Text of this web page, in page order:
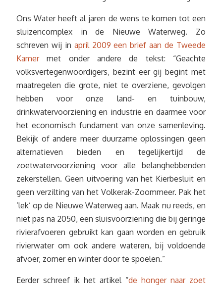
Ons Water heeft al jaren de wens te komen tot een
sluizencomplex in de Nieuwe Waterweg. Zo
schreven wij in april 2009 een brief aan de Tweede
Kamermet onder andere de tekst: “Geachte
volksvertegenwoordigers, bezint eer gij begint met
maatregelen die grote, niet te overziene, gevolgen
hebben voor onze land- en tuinbouw,
drinkwatervoorziening en industrie en daarmee voor
het economisch fundament van onze samenleving.
Bekijk of andere meer duurzame oplossingen geen
alternatieven bieden en tegelijkertijd de
zoetwatervoorziening voor alle belanghebbenden
zekerstellen. Geen uitvoering van het Kierbesluit en
geen verzilting van het Volkerak-Zoommeer. Pak het
‘lek’ op de Nieuwe Waterweg aan. Maak nu reeds, en
niet pas na 2050, een sluisvoorziening die bij geringe
rivierafvoeren gebruikt kan gaan worden en gebruik
rivierwater om ook andere wateren, bij voldoende
afvoer, zomer en winter door te spoelen.”
Eerder schreef ik het artikel “de honger naar zoet